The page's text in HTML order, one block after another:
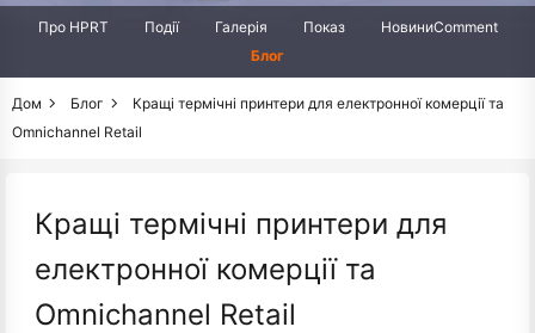
Про HPRT Події Галерія Показ
НовиниComment
Блог
Дом Блог
Кращі термічні принтери для електронної комерції та
Omnichannel Retail
Кращі термічні принтери для
електронної комерції та
Omnichannel Retail